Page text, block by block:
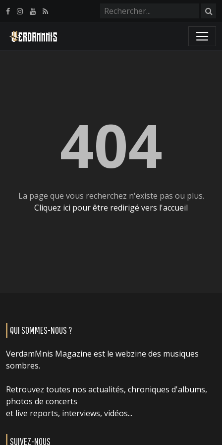
404
La page que vous recherchez n'existe pas ou plus.
Cliquez ici pour être redirigé vers l'accueil
QUI SOMMES-NOUS ?
VerdamMnis Magazine est le webzine des musiques
sombres.
Retrouvez toutes nos actualités, chroniques d'albums,
photos de concerts
et live reports, interviews, vidéos...
SUIVEZ-NOUS
Panneau de gestion des cookies